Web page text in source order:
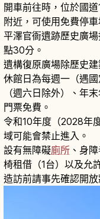
開車前往時，位於國
附近，可使用免費停車
平澤官衙遺跡歷史廣
點30分。
遺構復原廣場除歷史
休館日為每週一（遇
（週六日除外）、年
門票免費。
令和10年度（2028年
域可能會禁止進入。
設有無障礙廁所 、身
椅租借（1台）以及允
造訪前請事先確認開